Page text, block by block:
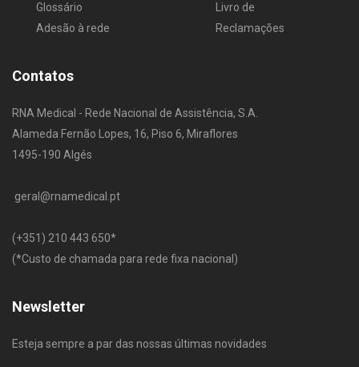
Glossário
Adesão à rede
Livro de
Reclamações
Contatos
RNA Medical - Rede Nacional de Assistência, S.A.
Alameda Fernão Lopes, 16, Piso 6, Miraflores
1495-190 Algés
geral@rnamedical.pt
​(+351) 210 443 650*
(*Custo de chamada para rede fixa nacional)
Newsletter
Esteja sempre a par das nossas últimas novidades